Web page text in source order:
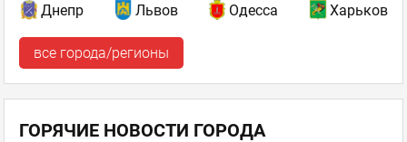
Днепр Львов Одесса Харьков
все города/регионы
ГОРЯЧИЕ НОВОСТИ ГОРОДА